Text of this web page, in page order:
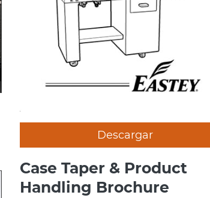
Descargar
Case Taper & Product
Handling Brochure